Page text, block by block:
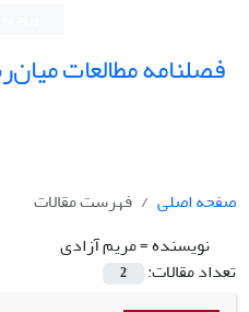
فصلنامه مطالعات
صفحه اصلی
فهرست مقالات
نویسنده =مریم آزادی
تعداد مقالات:
2